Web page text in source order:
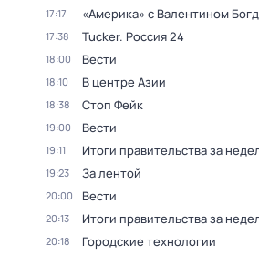
17:17 «Америка» с Валентином
17:38 Tucker. Россия 24
18:00 Вести
18:10 В центре Азии
18:38 Стоп Фейк
19:00 Вести
19:11 Итоги правительства за
19:23 За лентой
20:00 Вести
20:13 Итоги правительства за
20:18 Городские технологии